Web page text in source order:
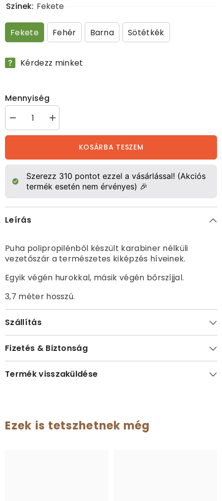
Színek: Fekete
Fekete Fehér Barna Sötétkék
Kérdezz minket
Mennyiség
Etológikus
vezetőszár
mennyiségének
Etológikus
vezetőszár
mennyiségének
KOSÁRBA TESZEM
Szerezz 310 pontot ezzel a vásárlással! (Akciós
termék esetén nem érvényes) 🎉
Leírás
Puha polipropilénből készült karabiner nélküli
vezetőszár a természetes kiképzés híveinek.
Egyik végén hurokkal, másik végén bőrszíjjal.
3,7 méter hosszú.
Szállítás
Fizetés & Biztonság
Termék visszaküldése
Ezek is tetszhetnek még